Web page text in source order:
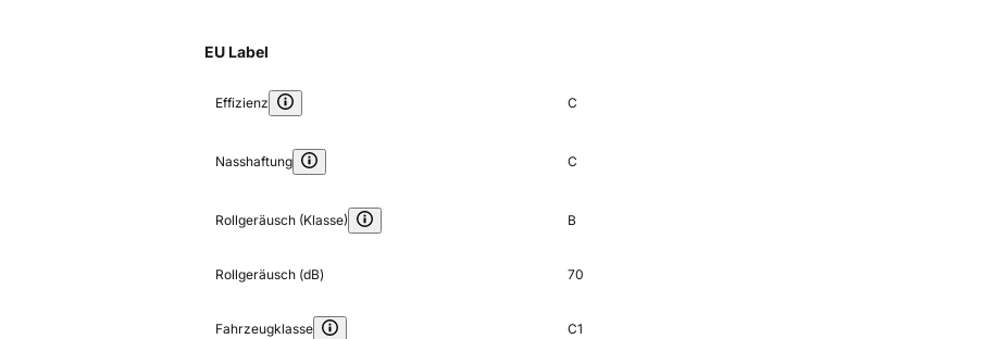
EU Label
Effizienz C
Nasshaftung C
Rollgeräusch (Klasse) B
Rollgeräusch (dB) 70
Fahrzeugklasse C1